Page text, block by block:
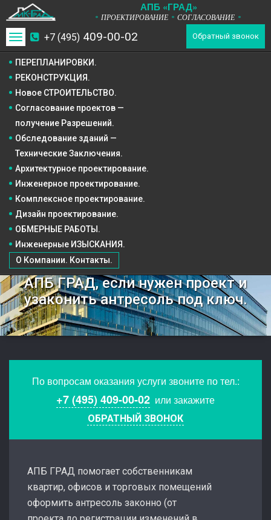
АПБ «ГРАД»
* ПРОЕКТИРОВАНИЕ * СОГЛАСОВАНИЕ *
+7 (495) 409-00-02 Обратный звонок
Toggle
navigation
ПЕРЕПЛАНИРОВКИ.
РЕКОНСТРУКЦИЯ.
Новое СТРОИТЕЛЬСТВО.
ОБМЕРНЫЕ РАБОТЫ.
Инженерные ИЗЫСКАНИЯ.
О Компании. Контакты.
Согласование проектов —
получение Разрешений.
Обследование зданий —
Технические Заключения.
Архитектурное проектирование.
Инженерное проектирование.
Комплексное проектирование.
Дизайн проектирование.
АПБ ГРАД, если нужен проект и
узаконить антресоль под ключ.
По вопросам оказания услуги звоните по тел.:
+7 (495) 409-00-02 или закажите
ОБРАТНЫЙ ЗВОНОК
АПБ ГРАД помогает собственникам
квартир, офисов и торговых помещений
оформить антресоль законно (от